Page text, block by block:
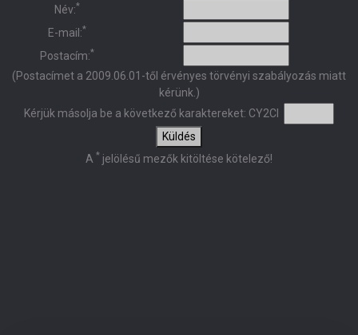
Név:*
E-mail:*
Postacím:*
(Postacímet a 2009.06.01-től érvényes törvényi szabályozás miatt
kérünk.)
Kérjük másolja be a következő karaktereket: CY2CI
Küldés
A * jelölésű mezők kitöltése kötelező!